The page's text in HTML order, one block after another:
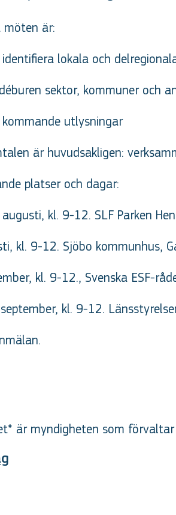
möten är:
lokala och
sektor, kommuner och
utlysningar
är huvudsakligen:
platser och dagar:
kl. 9-12. SLF Parken
kl. 9-12. Sjöbo kommunhus,
kl. 9-12., Svenska ESF-
kl. 9-12.
är myndigheten som